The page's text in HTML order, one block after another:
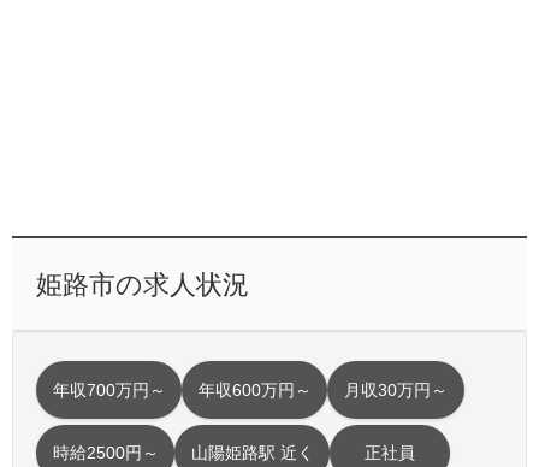
姫路市の求人状況
年収700万円～ 年収600万円～ 月収30万円～
時給2500円～ 山陽姫路駅 近く 正社員